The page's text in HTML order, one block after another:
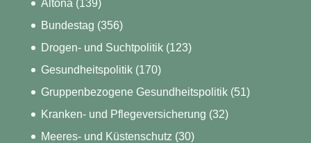
Altona (139)
Bundestag (356)
Drogen- und Suchtpolitik(123)
Gesundheitspolitik(170)
Gruppenbezogene Gesundheitspolitik(51)
Kranken- und Pflegeversicherung (32)
Meeres- und Küstenschutz (30)